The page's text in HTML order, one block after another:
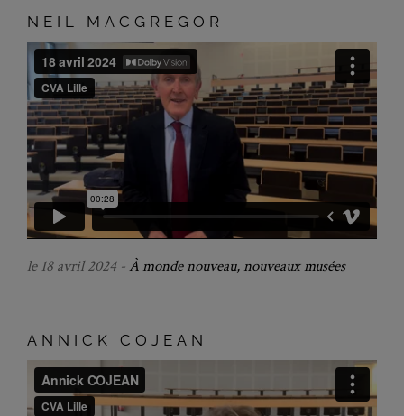
NEIL MACGREGOR
le 18 avril 2024 -À monde nouveau, nouveaux musées
ANNICK COJEAN